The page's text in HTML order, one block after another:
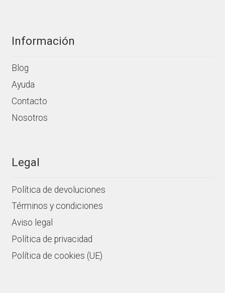
Información
Blog
Ayuda
Contacto
Nosotros
Legal
Política de devoluciones
Términos y condiciones
Aviso legal
Política de privacidad
Política de cookies (UE)